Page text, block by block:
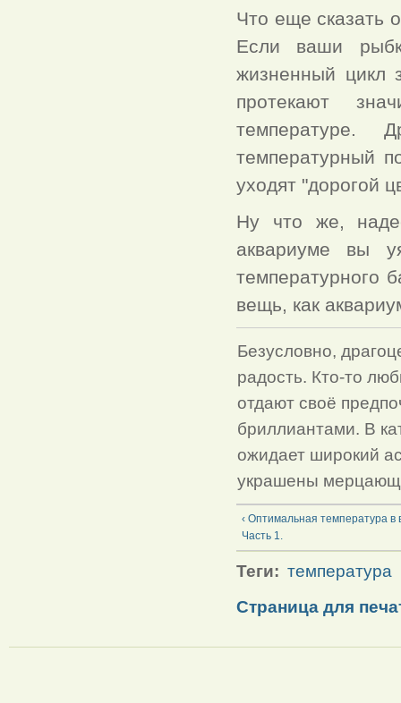
Что еще сказать
Если ваши
жизненный цикл
протекают
температуре.
температурный
уходят "дорогой
Ну что же,
аквариуме вы
температурного
вещь, как
Безусловно,
радость. Кто-то
отдают своё
бриллиантами. В
ожидает широкий
украшены
‹ Оптимальная температура в
Часть 1.
Теги: температура
Страница для